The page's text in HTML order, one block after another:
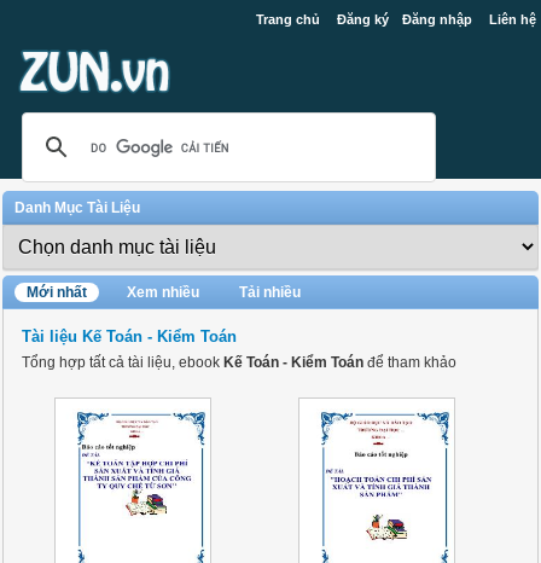
Trang chủ Đăng ký Đăng nhập Liên hệ
Danh Mục Tài Liệu
Mới nhất Xem nhiều Tải nhiều
Tài liệu Kế Toán - Kiểm Toán
Tổng hợp tất cả tài liệu, ebook Kế Toán - Kiểm Toán để tham khảo